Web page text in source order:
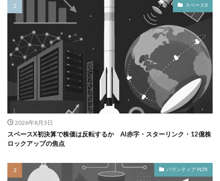
スペースX
2026年8月3日
スペースX初決算で株価は反転するか AI赤字・スターリンク・12億株
ロックアップの焦点
パランティア PLTR